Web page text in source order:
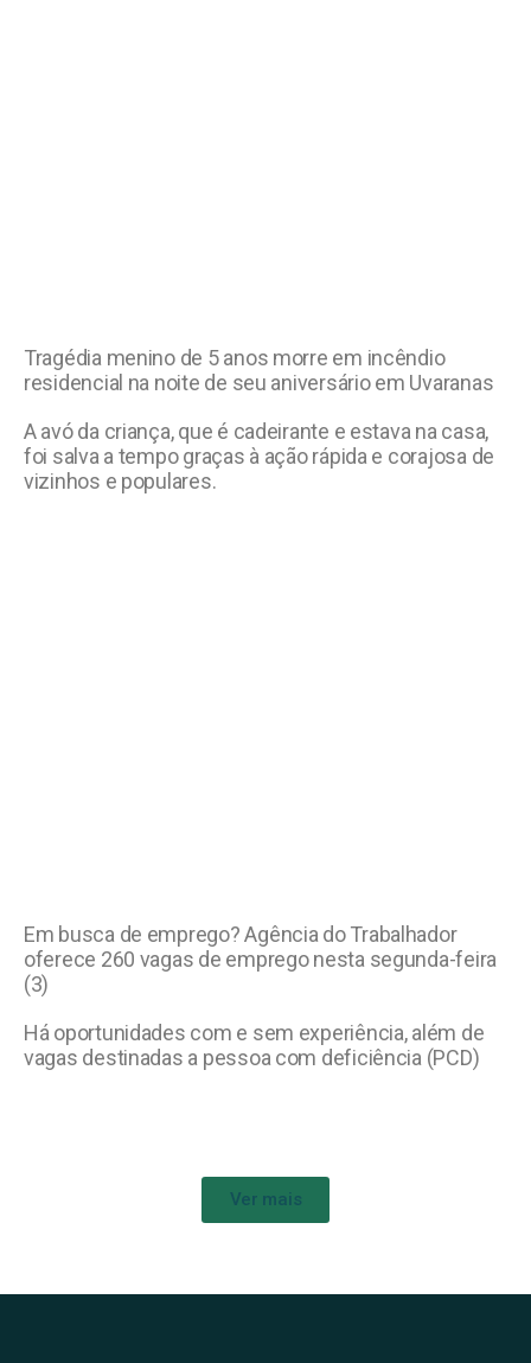
Tragédia menino de 5 anos morre em incêndio
residencial na noite de seu aniversário em Uvaranas
A avó da criança, que é cadeirante e estava na casa,
foi salva a tempo graças à ação rápida e corajosa de
vizinhos e populares.
Em busca de emprego? Agência do Trabalhador
oferece 260 vagas de emprego nesta segunda-feira
(3)
Há oportunidades com e sem experiência, além de
vagas destinadas a pessoa com deficiência (PCD)
Ver mais